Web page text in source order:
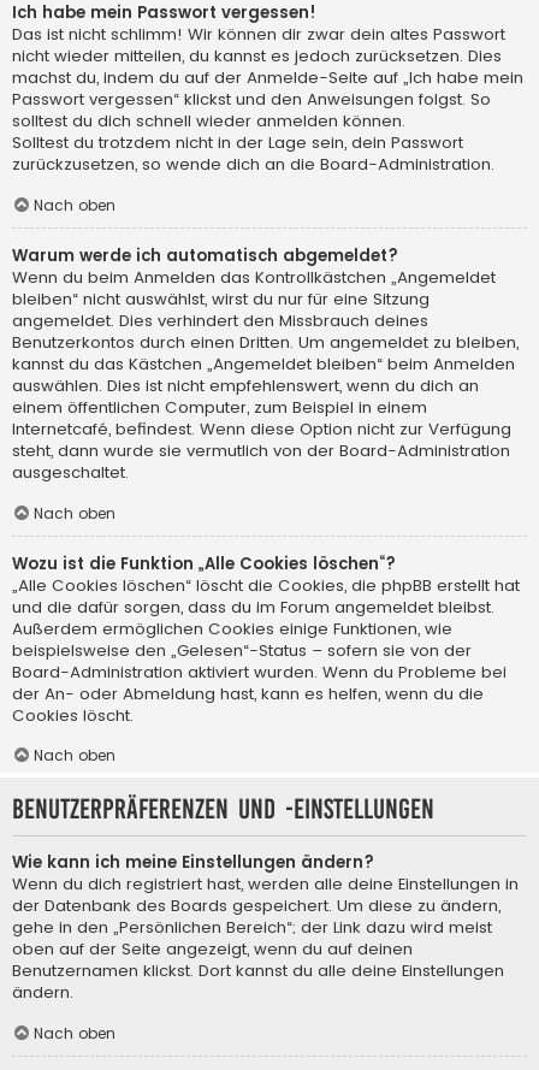
Ich habe mein Passwort vergessen!
Das ist nicht schlimm! Wir können dir zwar dein altes Passwort
nicht wieder mitteilen, du kannst es jedoch zurücksetzen. Dies
machst du, indem du auf der Anmelde-Seite auf „Ich habe mein
Passwort vergessen“ klickst und den Anweisungen folgst. So
solltest du dich schnell wieder anmelden können.
Solltest du trotzdem nicht in der Lage sein, dein Passwort
zurückzusetzen, so wende dich an die Board-Administration.
Nach oben
Warum werde ich automatisch abgemeldet?
Wenn du beim Anmelden das Kontrollkästchen „Angemeldet
bleiben“ nicht auswählst, wirst du nur für eine Sitzung
angemeldet. Dies verhindert den Missbrauch deines
Benutzerkontos durch einen Dritten. Um angemeldet zu bleiben,
kannst du das Kästchen „Angemeldet bleiben“ beim Anmelden
auswählen. Dies ist nicht empfehlenswert, wenn du dich an
einem öffentlichen Computer, zum Beispiel in einem
Internetcafé, befindest. Wenn diese Option nicht zur Verfügung
steht, dann wurde sie vermutlich von der Board-Administration
ausgeschaltet.
Nach oben
Wozu ist die Funktion „Alle Cookies löschen“?
„Alle Cookies löschen“ löscht die Cookies, die phpBB erstellt hat
und die dafür sorgen, dass du im Forum angemeldet bleibst.
Außerdem ermöglichen Cookies einige Funktionen, wie
beispielsweise den „Gelesen“-Status – sofern sie von der
Board-Administration aktiviert wurden. Wenn du Probleme bei
der An- oder Abmeldung hast, kann es helfen, wenn du die
Cookies löscht.
Nach oben
Benutzerpräferenzen und -einstellungen
Wie kann ich meine Einstellungen ändern?
Wenn du dich registriert hast, werden alle deine Einstellungen in
der Datenbank des Boards gespeichert. Um diese zu ändern,
gehe in den „Persönlichen Bereich“; der Link dazu wird meist
oben auf der Seite angezeigt, wenn du auf deinen
Benutzernamen klickst. Dort kannst du alle deine Einstellungen
ändern.
Nach oben